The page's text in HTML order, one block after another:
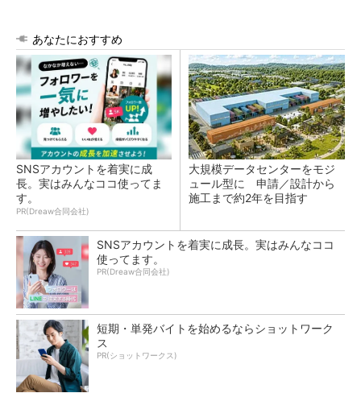
あなたにおすすめ
SNSアカウントを着実に成
長。実はみんなココ使ってま
す。
PR(Dreaw合同会社)
大規模データセンターをモジ
ュール型に 申請／設計から
施工まで約2年を目指す
SNSアカウントを着実に成長。実はみんなココ
使ってます。
PR(Dreaw合同会社)
短期・単発バイトを始めるならショットワーク
ス
PR(ショットワークス)